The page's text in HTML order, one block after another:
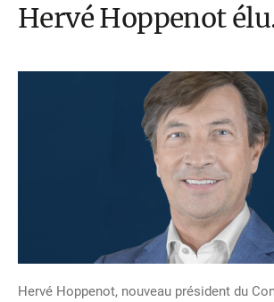
Hervé Hoppenot
Hervé Hoppenot, nouveau président du